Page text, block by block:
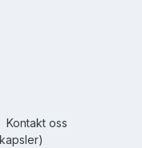
Kontakt oss